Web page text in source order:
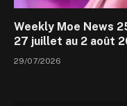
Weekly Moe News
27 juillet au 2 août
29/07/2026